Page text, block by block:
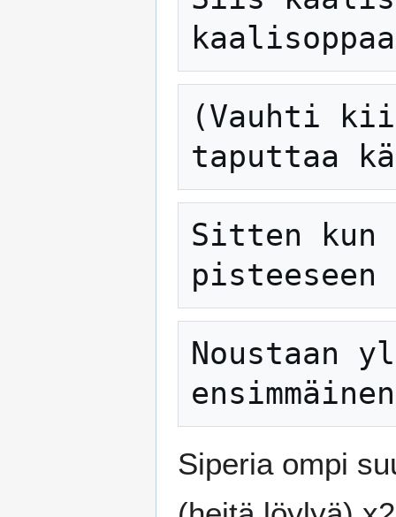
(Vauhti
Sitten kun
Noustaan
Siperia ompi